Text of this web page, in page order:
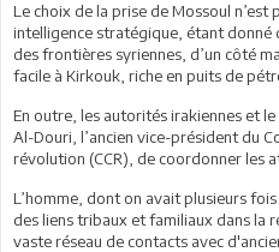
Le choix de la prise de Mossoul
intelligence stratégique, étant donné
des frontières syriennes, d’un côté
facile à Kirkouk, riche en puits de
En outre, les autorités irakiennes et
Al-Douri, l’ancien vice-président du
révolution (CCR), de coordonner les
L’homme, dont on avait plusieurs
des liens tribaux et familiaux dans la
vaste réseau de contacts avec